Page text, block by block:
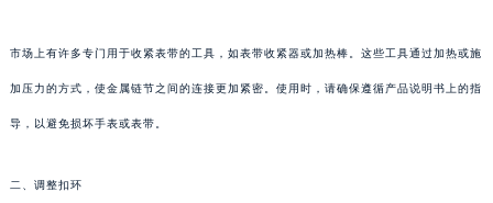
市场上有许多专门用于收紧表带的工具，如表带收紧器或加热棒。这些工具通过加热或施
加压力的方式，使金属链节之间的连接更加紧密。使用时，请确保遵循产品说明书上的指
导，以避免损坏手表或表带。
二、调整扣环